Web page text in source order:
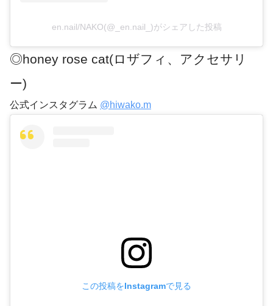
en.nail/NAKO(@_en.nail_)がシェアした投稿
◎honey rose cat(ロザフィ、アクセサリ
ー)
公式インスタグラム @hiwako.m
この投稿をInstagramで見る